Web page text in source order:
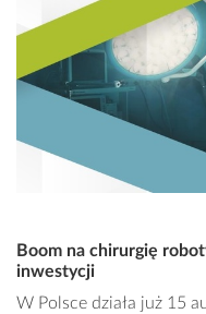
Boom na chirurgię
inwestycji
W Polsce działa już 15